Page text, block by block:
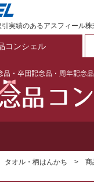
実績のあるアスフィール
コンシェル
タオル・柄はんかち 商